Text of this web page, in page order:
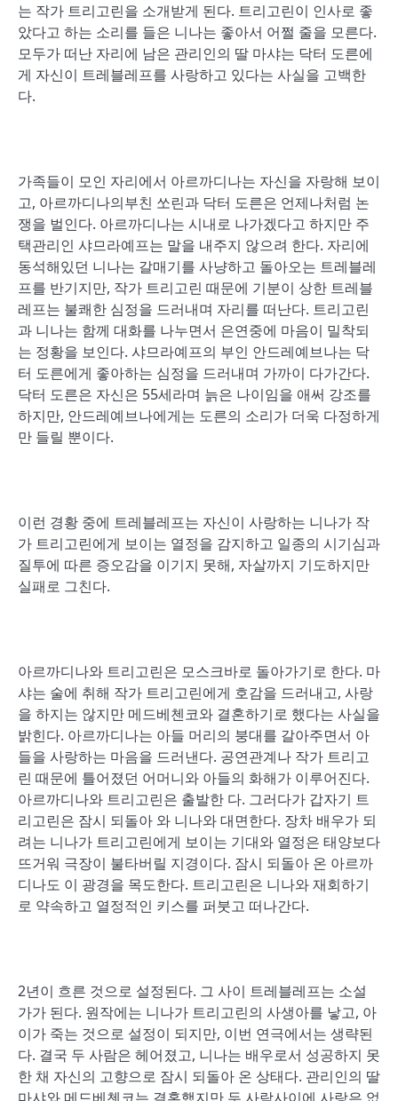
는 작가 트리고린을 소개받게 된다. 트리고린이 인사로 좋
았다고 하는 소리를 들은 니나는 좋아서 어쩔 줄을 모른다.
모두가 떠난 자리에 남은 관리인의 딸 마샤는 닥터 도른에
게 자신이 트레블레프를 사랑하고 있다는 사실을 고백한
다.
가족들이 모인 자리에서 아르까디나는 자신을 자랑해 보이
고, 아르까디나의부친 쏘린과 닥터 도른은 언제나처럼 논
쟁을 벌인다. 아르까디나는 시내로 나가겠다고 하지만 주
택관리인 샤므라예프는 말을 내주지 않으려 한다. 자리에
동석해있던 니나는 갈매기를 사냥하고 돌아오는 트레블레
프를 반기지만, 작가 트리고린 때문에 기분이 상한 트레블
레프는 불쾌한 심정을 드러내며 자리를 떠난다. 트리고린
과 니나는 함께 대화를 나누면서 은연중에 마음이 밀착되
는 정황을 보인다. 샤므라예프의 부인 안드레예브나는 닥
터 도른에게 좋아하는 심정을 드러내며 가까이 다가간다.
닥터 도른은 자신은 55세라며 늙은 나이임을 애써 강조를
하지만, 안드레예브나에게는 도른의 소리가 더욱 다정하게
만 들릴 뿐이다.
이런 경황 중에 트레블레프는 자신이 사랑하는 니나가 작
가 트리고린에게 보이는 열정을 감지하고 일종의 시기심과
질투에 따른 증오감을 이기지 못해, 자살까지 기도하지만
실패로 그친다.
아르까디나와 트리고린은 모스크바로 돌아가기로 한다. 마
샤는 술에 취해 작가 트리고린에게 호감을 드러내고, 사랑
을 하지는 않지만 메드베첸코와 결혼하기로 했다는 사실을
밝힌다. 아르까디나는 아들 머리의 붕대를 갈아주면서 아
들을 사랑하는 마음을 드러낸다. 공연관계나 작가 트리고
린 때문에 틀어졌던 어머니와 아들의 화해가 이루어진다.
아르까디나와 트리고린은 출발한 다. 그러다가 갑자기 트
리고린은 잠시 되돌아 와 니나와 대면한다. 장차 배우가 되
려는 니나가 트리고린에게 보이는 기대와 열정은 태양보다
뜨거워 극장이 불타버릴 지경이다. 잠시 되돌아 온 아르까
디나도 이 광경을 목도한다. 트리고린은 니나와 재회하기
로 약속하고 열정적인 키스를 퍼붓고 떠나간다.
2년이 흐른 것으로 설정된다. 그 사이 트레블레프는 소설
가가 된다. 원작에는 니나가 트리고린의 사생아를 낳고, 아
이가 죽는 것으로 설정이 되지만, 이번 연극에서는 생략된
다. 결국 두 사람은 헤어졌고, 니나는 배우로서 성공하지 못
한 채 자신의 고향으로 잠시 되돌아 온 상태다. 관리인의 딸